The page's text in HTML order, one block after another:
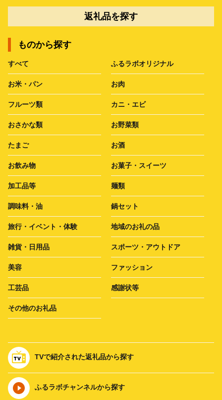
返礼品を探す
ものから探す
すべて ふるラボオリジナル
お米・パン お肉
フルーツ類 カニ・エビ
おさかな類 お野菜類
たまご お酒
お飲み物 お菓子・スイーツ
加工品等 麺類
調味料・油 鍋セット
旅行・イベント・体験 地域のお礼の品
雑貨・日用品 スポーツ・アウトドア
美容 ファッション
工芸品 感謝状等
その他のお礼品
TVで紹介された返礼品から探す
ふるラボチャンネルから探す